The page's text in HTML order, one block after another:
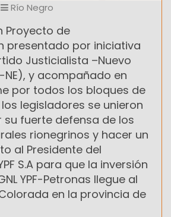
Río Negro
Proyecto de
presentado por iniciativa
Justicialista –Nuevo
NE), y acompañado en
por todos los bloques de
legisladores se unieron
su fuerte defensa de los
rionegrinos y hacer un
al Presidente del
S.A para que la inversión
YPF-Petronas llegue al
en la provincia de